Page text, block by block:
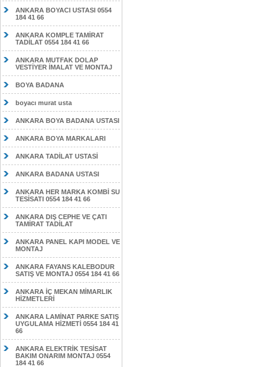
ANKARA BOYACI USTASI 0554
184 41 66
ANKARA KOMPLE TAMİRAT
TADİLAT 0554 184 41 66
ANKARA MUTFAK DOLAP
VESTİYER İMALAT VE MONTAJ
BOYA BADANA
boyacı murat usta
ANKARA BOYA BADANA USTASI
ANKARA BOYA MARKALARI
ANKARA TADİLAT USTASİ
ANKARA BADANA USTASI
ANKARA HER MARKA KOMBİ SU
TESİSATI 0554 184 41 66
ANKARA DIŞ CEPHE VE ÇATI
TAMİRAT TADİLAT
ANKARA PANEL KAPI MODEL VE
MONTAJ
ANKARA FAYANS KALEBODUR
SATIŞ VE MONTAJ 0554 184 41 66
ANKARA İÇ MEKAN MİMARLIK
HİZMETLERİ
ANKARA LAMİNAT PARKE SATIŞ
UYGULAMA HİZMETİ 0554 184 41
66
ANKARA ELEKTRİK TESİSAT
BAKIM ONARIM MONTAJ 0554
184 41 66